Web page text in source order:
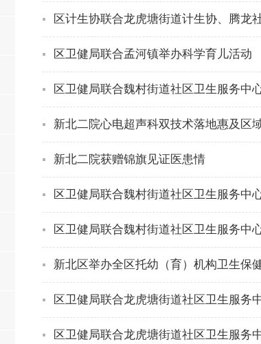
区计生协联合龙虎塘街道计生协、腾龙
区卫健局联合孟河镇举办科学育儿活动
区卫健局联合魏村街道社区卫生服务中
新北二院心电超声科双技术落地惠及区
新北二院获赠锦旗见证医患情
区卫健局联合魏村街道社区卫生服务中
区卫健局联合魏村街道社区卫生服务中
新北区举办全区托幼（育）机构卫生保
区卫健局联合龙虎塘街道社区卫生服务
区卫健局联合龙虎塘街道社区卫生服务